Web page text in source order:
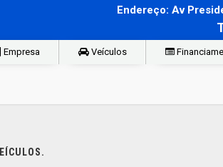
Endereço: Av
Empresa Veículos